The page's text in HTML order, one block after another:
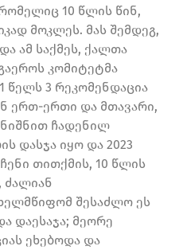
10 წლის წინ,
მოკლეს. მას შემდეგ,
ამ საქმეს, ქალთა
კომიტეტმა
წელს 3 რეკომენდაცია
ერთ-ერთი და მთავარი,
ჩადენილ
დასჯა იყო და 2023
თითქმის, 10 წლის
ძალიან
შესაძლო ეს
დაესაჯა; მეორე
ეხებოდა და